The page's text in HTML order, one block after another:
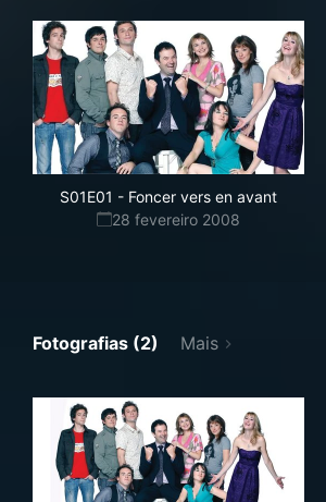
S01E01 - Foncer vers en avant
28 fevereiro 2008
Fotografias (2) Mais